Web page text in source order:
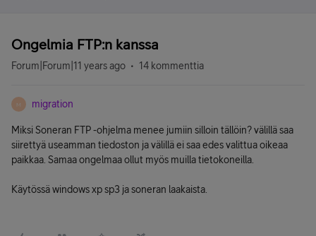
Ongelmia FTP:n kanssa
Forum|Forum|11 years ago 14 kommenttia
M migration
Miksi Soneran FTP -ohjelma menee jumiin silloin tällöin? välillä saa
siirettyä useamman tiedoston ja välillä ei saa edes valittua oikeaa
paikkaa. Samaa ongelmaa ollut myös muilla tietokoneilla.
Käytössä windows xp sp3 ja soneran laakaista.